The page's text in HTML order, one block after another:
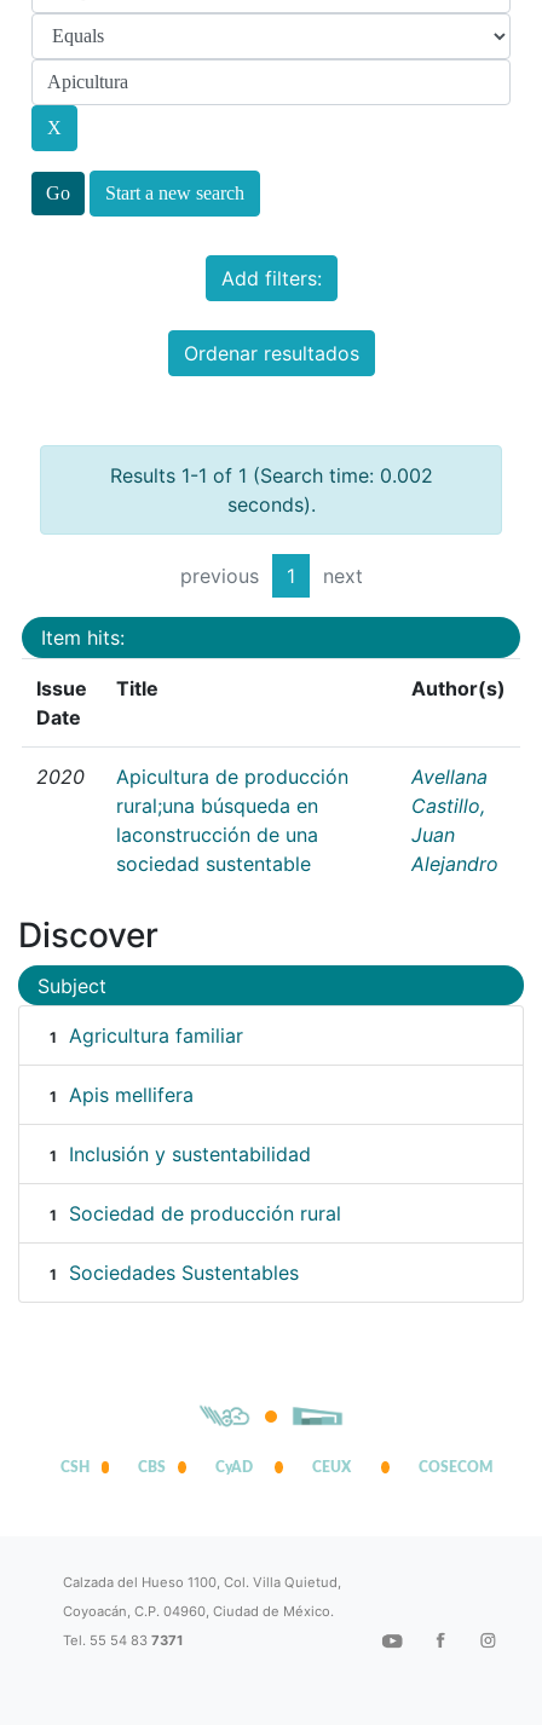
Start a new search
Add filters:
Ordenar resultados
Results 1-1 of 1 (Search time: 0.002
seconds).
previous 1 next
Item hits:
Issue
Date
Title Author(s)
2020
Apicultura de producción
rural;una búsqueda en
laconstrucción de una
sociedad sustentable
Avellana
Castillo,
Juan
Alejandro
Discover
Subject
1 Agricultura familiar
1 Apis mellifera
1 Inclusión y sustentabilidad
1 Sociedad de producción rural
1 Sociedades Sustentables
CSH CBS CyAD CEUX COSECOM
Calzada del Hueso 1100, Col. Villa Quietud,
Coyoacán, C.P. 04960, Ciudad de México.
Tel. 55 54 837371